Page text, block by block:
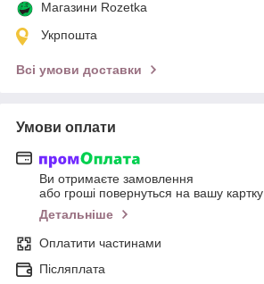
Магазини Rozetka
Укрпошта
Всі умови доставки
Умови оплати
Ви отримаєте замовлення
або гроші повернуться на вашу картку
Детальніше
Оплатити частинами
Післяплата